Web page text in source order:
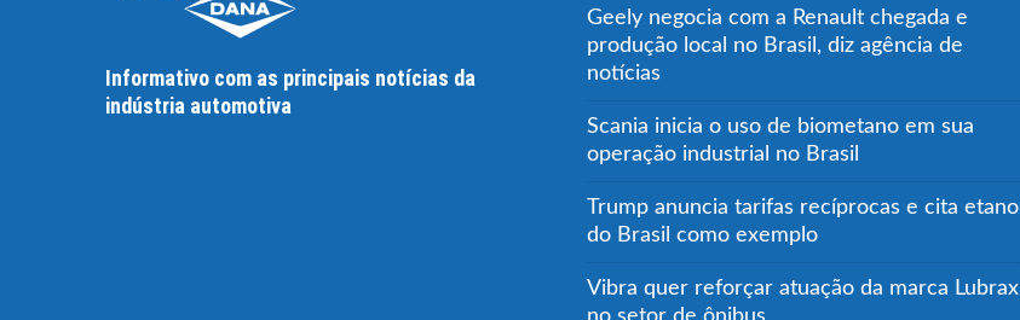
Informativo com as principais notícias da
indústria automotiva
Geely negocia com a Renault chegada e
produção local no Brasil, diz agência de
notícias
Scania inicia o uso de biometano em sua
operação industrial no Brasil
Trump anuncia tarifas recíprocas e cita etanol
do Brasil como exemplo
Vibra quer reforçar atuação da marca Lubrax